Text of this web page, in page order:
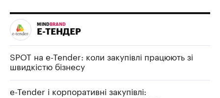
MIND BRAND
Е-ТЕНДЕР
SPOT на e-Tender: коли закупівлі працюють зі
швидкістю бізнесу
e-Tender і корпоративні закупівлі: